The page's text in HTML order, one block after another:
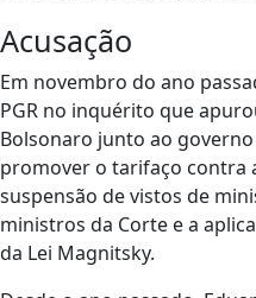
Acusação
Em novembro do ano
PGR no inquérito que
Bolsonaro junto ao
promover o tarifaço contra
suspensão de vistos de
ministros da Corte e a
da Lei Magnitsky.